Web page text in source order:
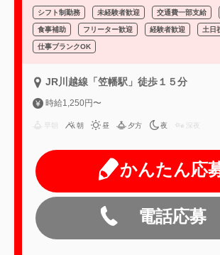
シフト制勤務 未経験者歓迎 交通費一部支給
食事補助 フリーター歓迎 経験者歓迎 土日
仕事ブランクOK
JR川越線「笠幡駅」徒歩１５分
時給1,250円〜
早朝 朝 昼 夕方 夜 深夜
かんたん応
電話応募